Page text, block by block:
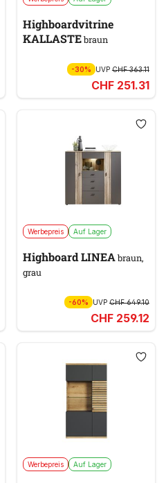
Highboardvitrine
KALLASTEbraun
-30% UVPCHF 363.11
CHF 251.31
Werbepreis Auf Lager
Highboard LINEAbraun,
grau
-60% UVPCHF 649.10
CHF 259.12
Werbepreis Auf Lager